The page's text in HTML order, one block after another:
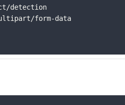
detection
form-data